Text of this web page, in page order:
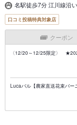
名駅徒歩7分 江川線沿い
口コミ投稿特典対象店
クーポン
〈12/20～12/25限定〉
Lucaバル【農家直送花束バー